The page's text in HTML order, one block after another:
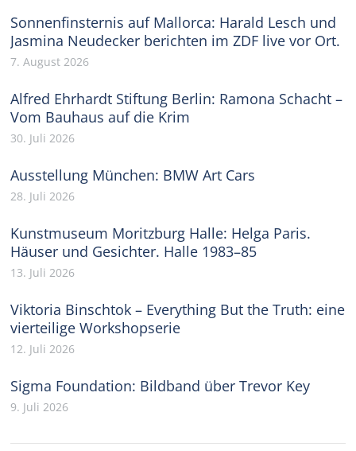
Sonnenfinsternis auf Mallorca: Harald Lesch und
Jasmina Neudecker berichten im ZDF live vor Ort.
7. August 2026
Alfred Ehrhardt Stiftung Berlin: Ramona Schacht –
Vom Bauhaus auf die Krim
30. Juli 2026
Ausstellung München: BMW Art Cars
28. Juli 2026
Kunstmuseum Moritzburg Halle: Helga Paris.
Häuser und Gesichter. Halle 1983–85
13. Juli 2026
Viktoria Binschtok – Everything But the Truth: eine
vierteilige Workshopserie
12. Juli 2026
Sigma Foundation: Bildband über Trevor Key
9. Juli 2026